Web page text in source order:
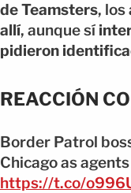
de Teamsters, los
allí, aunque sí
pidieron
REACCIÓN
Border Patrol
Chicago as
https://t.co/